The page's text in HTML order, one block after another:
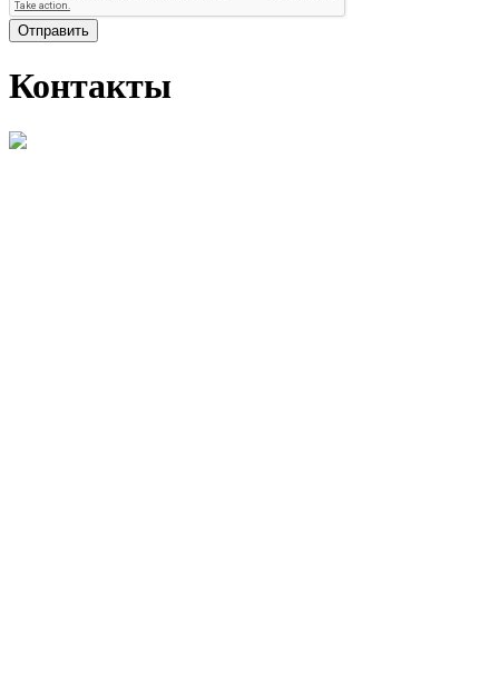
Отправить
Контакты